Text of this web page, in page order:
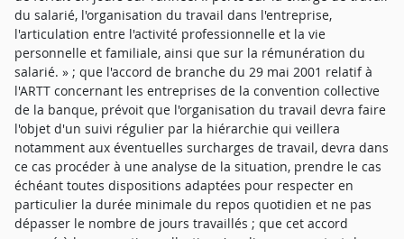
du salarié, l'organisation du travail dans l'entreprise,
l'articulation entre l'activité professionnelle et la vie
personnelle et familiale, ainsi que sur la rémunération du
salarié. » ; que l'accord de branche du 29 mai 2001 relatif à
l'ARTT concernant les entreprises de la convention collective
de la banque, prévoit que l'organisation du travail devra faire
l'objet d'un suivi régulier par la hiérarchie qui veillera
notamment aux éventuelles surcharges de travail, devra dans
ce cas procéder à une analyse de la situation, prendre le cas
échéant toutes dispositions adaptées pour respecter en
particulier la durée minimale du repos quotidien et ne pas
dépasser le nombre de jours travaillés ; que cet accord